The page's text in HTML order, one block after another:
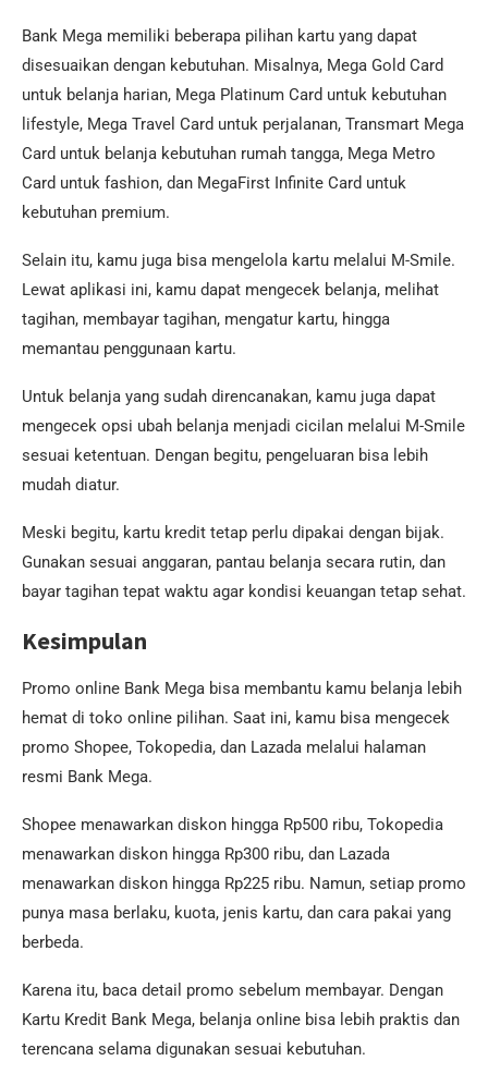
Bank Mega memiliki beberapa pilihan kartu yang dapat
disesuaikan dengan kebutuhan. Misalnya, Mega Gold Card
untuk belanja harian, Mega Platinum Card untuk kebutuhan
lifestyle, Mega Travel Card untuk perjalanan, Transmart Mega
Card untuk belanja kebutuhan rumah tangga, Mega Metro
Card untuk fashion, dan MegaFirst Infinite Card untuk
kebutuhan premium.
Selain itu, kamu juga bisa mengelola kartu melalui M-Smile.
Lewat aplikasi ini, kamu dapat mengecek belanja, melihat
tagihan, membayar tagihan, mengatur kartu, hingga
memantau penggunaan kartu.
Untuk belanja yang sudah direncanakan, kamu juga dapat
mengecek opsi ubah belanja menjadi cicilan melalui M-Smile
sesuai ketentuan. Dengan begitu, pengeluaran bisa lebih
mudah diatur.
Meski begitu, kartu kredit tetap perlu dipakai dengan bijak.
Gunakan sesuai anggaran, pantau belanja secara rutin, dan
bayar tagihan tepat waktu agar kondisi keuangan tetap sehat.
Kesimpulan
Promo online Bank Mega bisa membantu kamu belanja lebih
hemat di toko online pilihan. Saat ini, kamu bisa mengecek
promo Shopee, Tokopedia, dan Lazada melalui halaman
resmi Bank Mega.
Shopee menawarkan diskon hingga Rp500 ribu, Tokopedia
menawarkan diskon hingga Rp300 ribu, dan Lazada
menawarkan diskon hingga Rp225 ribu. Namun, setiap promo
punya masa berlaku, kuota, jenis kartu, dan cara pakai yang
berbeda.
Karena itu, baca detail promo sebelum membayar. Dengan
Kartu Kredit Bank Mega, belanja online bisa lebih praktis dan
terencana selama digunakan sesuai kebutuhan.